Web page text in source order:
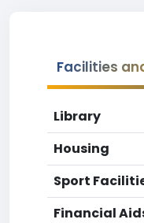
Facilities
Library
Housing
Sport
Financial